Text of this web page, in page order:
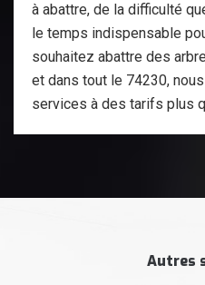
à abattre, de la difficulté
le temps indispensable
souhaitez abattre des
et dans tout le 74230,
services à des tarifs plus
Autres